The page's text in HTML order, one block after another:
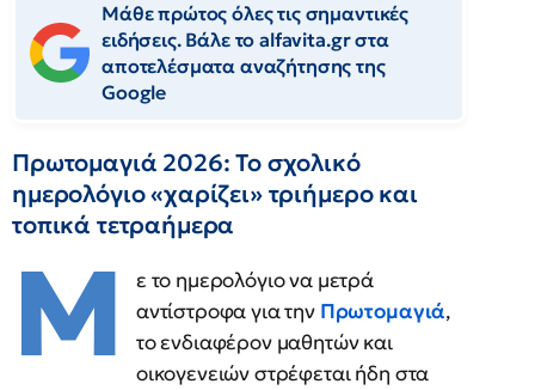
Μάθε πρώτος όλες τις σημαντικές
ειδήσεις. Βάλε το alfavita.gr στα
αποτελέσματα αναζήτησης της
Google
Πρωτομαγιά 2026: Το σχολικό
ημερολόγιο «χαρίζει» τριήμερο και
τοπικά τετραήμερα
Μ
ε το ημερολόγιο να μετρά
αντίστροφα για την Πρωτομαγιά,
το ενδιαφέρον μαθητών και
οικογενειών στρέφεται ήδη στα